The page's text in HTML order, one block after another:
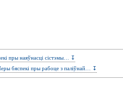
пры наяўнасці сістэмы… ↧
бяспекі пры рабоце з паліўнай… ↧